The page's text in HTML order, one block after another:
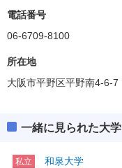
電話番号
06-6709-8100
所在地
大阪市平野区平野南4-6-7
一緒に見られた大学
私立 和泉大学